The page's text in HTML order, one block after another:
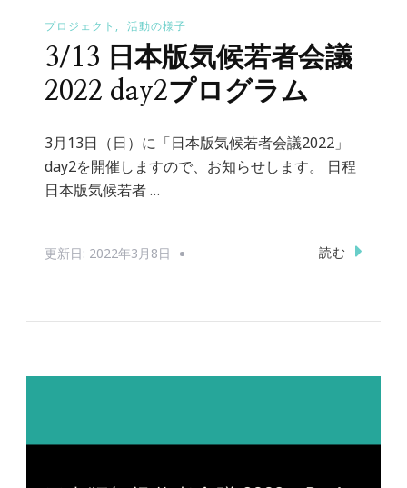
プロジェクト 活動の様子
3/13 日本版気候若者会議
2022 day2プログラム
3月13日（日）に「日本版気候若者会議2022」
day2を開催しますので、お知らせします。 日程
日本版気候若者 …
更新日: 2022年3月8日 読む